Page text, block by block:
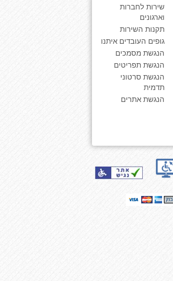
שירות לחברות
וארגונים
תקנות השירות
גופים העובדים איתנו
הנגשת מסמכים
הנגשת תפריטים
הנגשת סרטוני
תדמית
הנגשת אתרים